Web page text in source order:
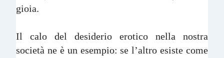
gioia.
Il calo del desiderio erotico nella nostra
società ne è un esempio: se l’altro esiste come